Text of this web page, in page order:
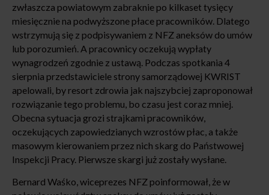
zwłaszcza powiatowym zabraknie po kilkaset tysięcy
miesięcznie na podwyższone płace pracowników. Dlatego
wstrzymują się z podpisywaniem z NFZ aneksów do umów
lub porozumień. A pracownicy oczekują wypłaty
wynagrodzeń zgodnie z ustawą. Podczas spotkania 4
sierpnia przedstawiciele strony samorządowej KWRIST
apelowali, by resort zdrowia jak najszybciej zaproponował
rozwiązanie tego problemu, bo czasu jest coraz mniej.
Obecna sytuacja grozi strajkami pracowników,
oczekujących zapowiedzianych wzrostów płac, a także
masowym kierowaniem przez nich skarg do Państwowej
Inspekcji Pracy. Pierwsze skargi już zostały wysłane.
Bernard Waśko, wiceprezes NFZ poinformował, że w